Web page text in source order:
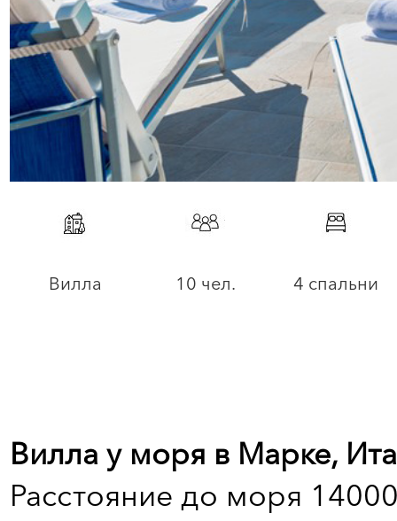
Вилла 10 чел. 4 спальни
Вилла у моря в Марке,
Расстояние до моря